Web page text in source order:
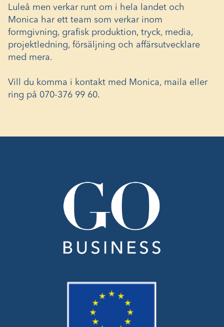
Luleå men verkar runt om i hela landet och
Monica har ett team som verkar inom
formgivning, grafisk produktion, tryck, media,
projektledning, försäljning och affärsutvecklare
med mera.
Vill du komma i kontakt med Monica, maila eller
ring på 070-376 99 60.